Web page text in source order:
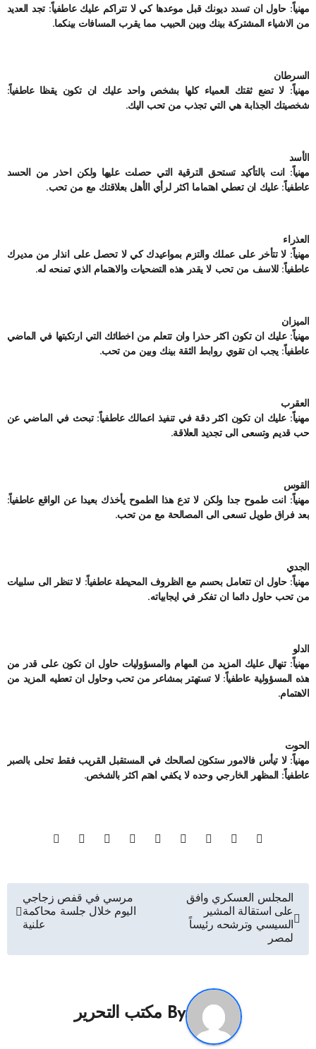
مهنياً: حاول ان تسدد ديونك قبل موعدها كي لا تتراكم عليك عاطفياً: تجد العديد
من الاشياء المشتركة بينك وبين الحبيب مما يقرب المسافات بينكما.
السرطان
مهنياً: لا تضع ثقتك العمياء كلها بشخص واحد عليك ان تكون يقظا عاطفياً:
شخصيتك الجذابة هي التي تجذب من تحب اليك.
الأسد
مهنياً: انت بالتأكيد تستحق الترقية التي حصلت عليها ولكن احذر من الحسد
عاطفياً: عليك ان تعطي اهتماما اكثر لرأي الأهل بعلاقتك مع من تحب.
العذراء
مهنياً: لا تتأخر على عملك والتزم بمواعيدك كي لا تحصل على انذار من مديرك
عاطفياً: للاسف من تحب لا يقدر هذه التضحيات والاهتمام الذي تمنحه له.
الميزان
مهنياً: عليك ان تكون اكثر حذرا وان تتعلم من اخطائك التي ارتكبتها في الماضي
عاطفياً: يجب ان تقوي روابط الثقة بينك وبين من تحب.
العقرب
مهنياً: عليك ان تكون اكثر دقة في تنفيذ اعمالك عاطفياً: تبحث في الماضي عن
حب قديم وتسعى الى تجديد العلاقة.
القوس
مهنياً: انت طموح جدا ولكن لا تدع هذا الطموح يأخذك بعيدا عن الواقع عاطفياً:
بعد فراق طويل تسعى الى المصالحة مع من تحب.
الجدي
مهنياً: حاول ان تتعامل بحسم مع الظروف المحيطة عاطفياً: لا تنظر الى سلبيات
من تحب حاول دائما ان تفكر في ايجابياته.
الدلو
مهنياً: تنهال عليك المزيد من المهام والمسؤوليات حاول ان تكون على قدر من
هذه المسؤولية عاطفياً: لا تستهتر بمشاعر من تحب وحاول ان تعطيه المزيد من
الاهتمام.
الحوت
مهنياً: لا تيأس فالامور ستكون لصالحك في المستقبل القريب فقط تحلى بالصبر
عاطفياً: المظهر الخارجي وحده لا يكفي اهتم اكثر بالشخص.
تصفّح
المقالات
المجلس العسكري وافق
على استقالة المشير
السيسي وترشحه رئيساً
لمصر
مرسي في قفص زجاجي
اليوم خلال جلسة محاكمة
علنية
By مكتب التحرير